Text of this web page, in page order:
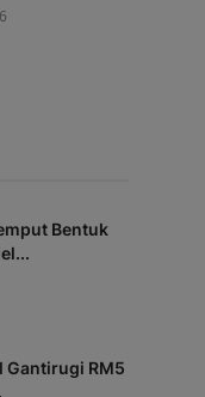
Bentuk
Gantirugi RM5